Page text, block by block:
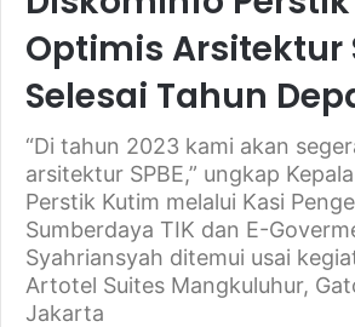
Optimis Arsitektur
Selesai Tahun
“Di tahun 2023 kami akan
arsitektur SPBE,” ungkap
Perstik Kutim melalui Kasi
Sumberdaya TIK dan E-
Syahriansyah ditemui usai
Artotel Suites Mangkuluhur,
Jakarta